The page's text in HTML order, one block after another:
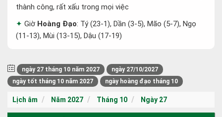
thành công, rất xấu trong mọi việc
Giờ Hoàng Đạo: Tý (23-1), Dần (3-5), Mão (5-7), Ngọ
(11-13), Mùi (13-15), Dậu (17-19)
ngày 27 tháng 10 năm 2027
ngày 27/10/2027
ngày tốt tháng 10 năm 2027
ngày hoàng đạo tháng 10
Lịch âm Năm 2027 Tháng 10 Ngày 27